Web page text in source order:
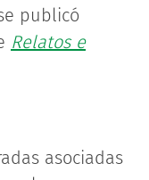
publicó
Relatos e
asociadas